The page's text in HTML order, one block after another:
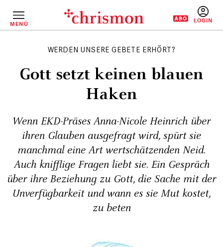
InhaltMENÜ
WERDEN UNSERE GEBETE ERHÖRT?
Gott setzt keinen blauen
Haken
Wenn EKD-Präses Anna-Nicole Heinrich über
ihren Glauben ausgefragt wird, spürt sie
manchmal eine Art wertschätzenden Neid.
Auch knifflige Fragen liebt sie. Ein Gespräch
über ihre Beziehung zu Gott, die Sache mit der
Unverfügbarkeit und wann es sie Mut kostet,
zu beten